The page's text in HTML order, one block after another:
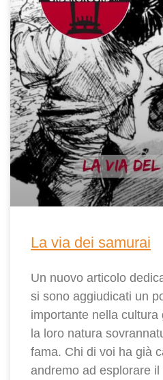
La via dei samurai
Un nuovo articolo
si sono aggiudicati un
importante nella
la loro natura
fama. Chi di voi ha già
andremo ad esplorare